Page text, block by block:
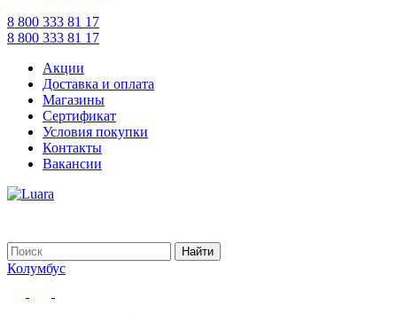
8 800 333 81 17
8 800 333 81 17
Акции
Доставка и оплата
Магазины
Сертификат
Условия покупки
Контакты
Вакансии
Колумбус